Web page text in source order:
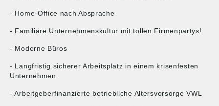
- Home-Office nach Absprache
- Familiäre Unternehmenskultur mit tollen Firmenpartys!
- Moderne Büros
- Langfristig sicherer Arbeitsplatz in einem krisenfesten
Unternehmen
- Arbeitgeberfinanzierte betriebliche Altersvorsorge VWL